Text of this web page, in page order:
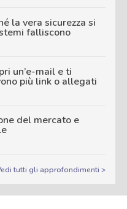
la vera sicurezza si
falliscono
un’e-mail e ti
più link o allegati
del mercato e
tutti gli approfondimenti >